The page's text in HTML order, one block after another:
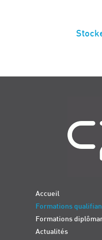
Accueil
Formations
Formations
Actualités